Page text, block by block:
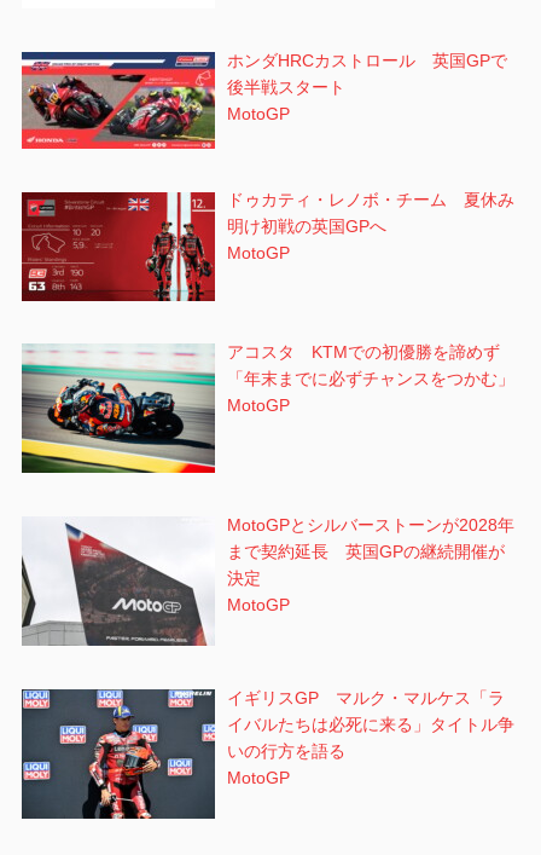
ホンダHRCカストロール 英国GPで
後半戦スタート
MotoGP
ドゥカティ・レノボ・チーム 夏休み
明け初戦の英国GPへ
MotoGP
アコスタ KTMでの初優勝を諦めず
「年末までに必ずチャンスをつかむ」
MotoGP
MotoGPとシルバーストーンが2028年
まで契約延長 英国GPの継続開催が
決定
MotoGP
イギリスGP マルク・マルケス「ラ
イバルたちは必死に来る」タイトル争
いの行方を語る
MotoGP